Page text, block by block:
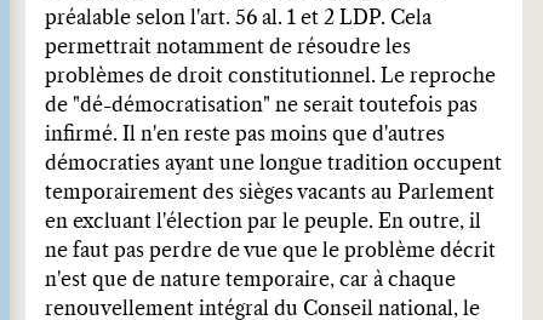
préalable selon l'art. 56 al. 1 et 2 LDP. Cela
permettrait notamment de résoudre les
problèmes de droit constitutionnel. Le reproche
de "dé-démocratisation" ne serait toutefois pas
infirmé. Il n'en reste pas moins que d'autres
démocraties ayant une longue tradition occupent
temporairement des sièges vacants au Parlement
en excluant l'élection par le peuple. En outre, il
ne faut pas perdre de vue que le problème décrit
n'est que de nature temporaire, car à chaque
renouvellement intégral du Conseil national, le